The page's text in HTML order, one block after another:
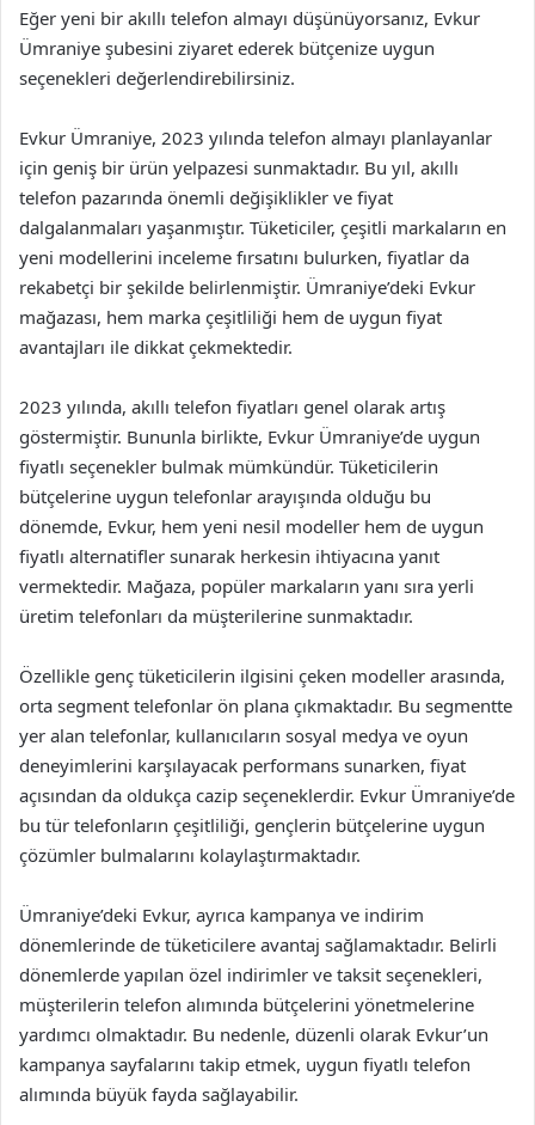
Eğer yeni bir akıllı telefon almayı düşünüyorsanız, Evkur
Ümraniye şubesini ziyaret ederek bütçenize uygun
seçenekleri değerlendirebilirsiniz.
Evkur Ümraniye, 2023 yılında telefon almayı planlayanlar
için geniş bir ürün yelpazesi sunmaktadır. Bu yıl, akıllı
telefon pazarında önemli değişiklikler ve fiyat
dalgalanmaları yaşanmıştır. Tüketiciler, çeşitli markaların en
yeni modellerini inceleme fırsatını bulurken, fiyatlar da
rekabetçi bir şekilde belirlenmiştir. Ümraniye’deki Evkur
mağazası, hem marka çeşitliliği hem de uygun fiyat
avantajları ile dikkat çekmektedir.
2023 yılında, akıllı telefon fiyatları genel olarak artış
göstermiştir. Bununla birlikte, Evkur Ümraniye’de uygun
fiyatlı seçenekler bulmak mümkündür. Tüketicilerin
bütçelerine uygun telefonlar arayışında olduğu bu
dönemde, Evkur, hem yeni nesil modeller hem de uygun
fiyatlı alternatifler sunarak herkesin ihtiyacına yanıt
vermektedir. Mağaza, popüler markaların yanı sıra yerli
üretim telefonları da müşterilerine sunmaktadır.
Özellikle genç tüketicilerin ilgisini çeken modeller arasında,
orta segment telefonlar ön plana çıkmaktadır. Bu segmentte
yer alan telefonlar, kullanıcıların sosyal medya ve oyun
deneyimlerini karşılayacak performans sunarken, fiyat
açısından da oldukça cazip seçeneklerdir. Evkur Ümraniye’de
bu tür telefonların çeşitliliği, gençlerin bütçelerine uygun
çözümler bulmalarını kolaylaştırmaktadır.
Ümraniye’deki Evkur, ayrıca kampanya ve indirim
dönemlerinde de tüketicilere avantaj sağlamaktadır. Belirli
dönemlerde yapılan özel indirimler ve taksit seçenekleri,
müşterilerin telefon alımında bütçelerini yönetmelerine
yardımcı olmaktadır. Bu nedenle, düzenli olarak Evkur’un
kampanya sayfalarını takip etmek, uygun fiyatlı telefon
alımında büyük fayda sağlayabilir.